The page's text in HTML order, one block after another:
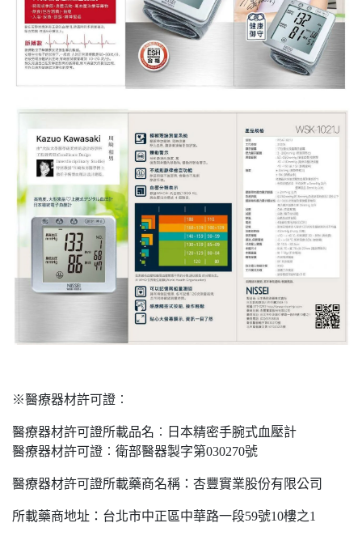
※醫療器材許可證︰
醫療器材許可證所載品名︰日本精密手腕式血壓計
醫療器材許可證︰衛部醫器製字第030270號
醫療器材許可證所載藥商名稱：杏豐實業股份有限公司
所載藥商地址：台北市中正區中華路一段59號10樓之1